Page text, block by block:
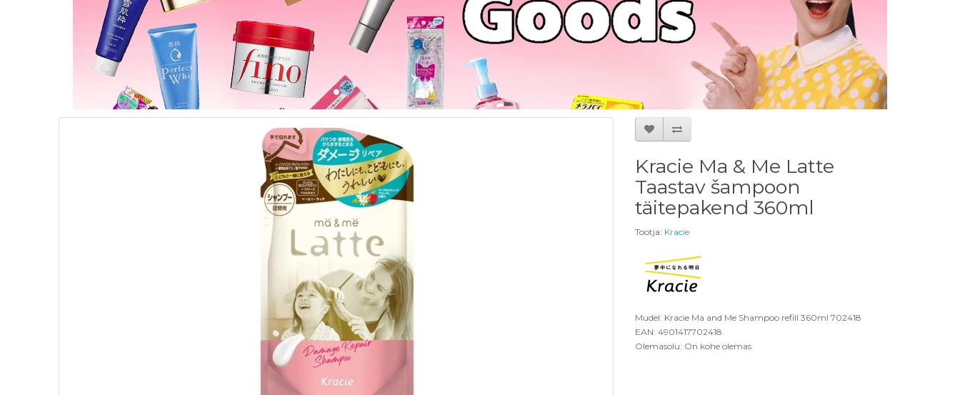
Kracie Ma & Me Latte
Taastav šampoon
täitepakend 360ml
Tootja: Kracie
Mudel: Kracie Ma and Me Shampoo refill 360ml 702418
EAN: 4901417702418
Olemasolu: On kohe olemas